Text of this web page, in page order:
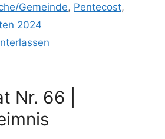
Gemeinde, Pentecost,
2024
Nr. 66 |